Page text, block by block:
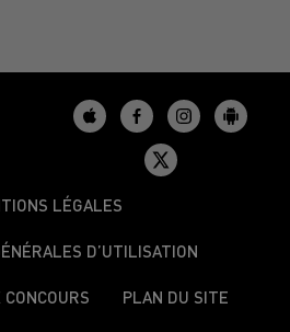
LÉGALES
D’UTILISATION
PLAN DU SITE